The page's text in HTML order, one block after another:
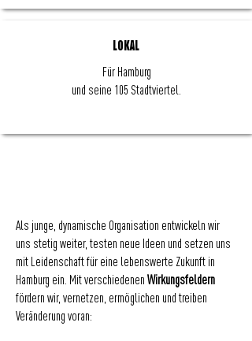
LOKAL
Für Hamburg
und seine 105 Stadtviertel.
Als junge, dynamische Organisation entwickeln wir
uns stetig weiter, testen neue Ideen und setzen uns
mit Leidenschaft für eine lebenswerte Zukunft in
Hamburg ein. Mit verschiedenen Wirkungsfeldern
fördern wir, vernetzen, ermöglichen und treiben
Veränderung voran: